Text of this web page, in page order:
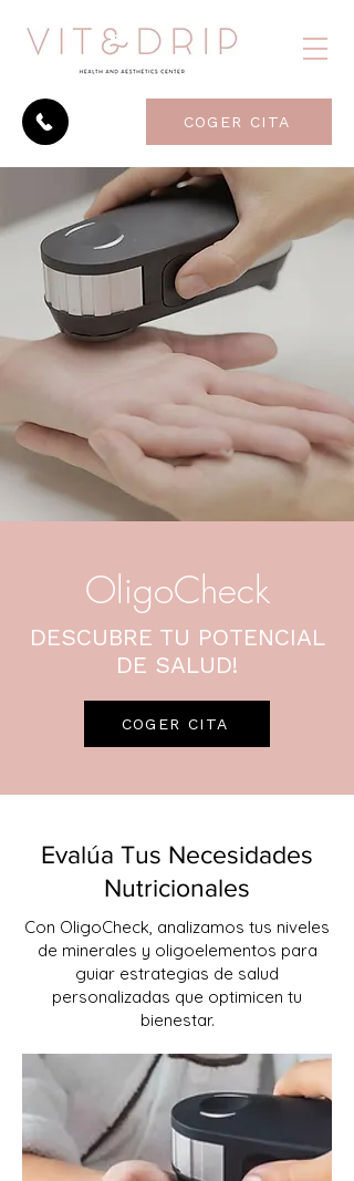
COGER CITA
OligoCheck
DESCUBRE TU POTENCIAL
DE SALUD!
COGER CITA
Evalúa Tus Necesidades
Nutricionales
Con OligoCheck, analizamos tus niveles
de minerales y oligoelementos para
guiar estrategias de salud
personalizadas que optimicen tu
bienestar.